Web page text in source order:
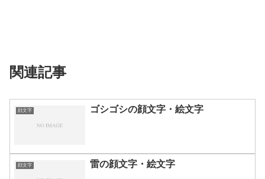
関連記事
顔文字 ゴシゴシの顔文字・絵文字
顔文字 雷の顔文字・絵文字